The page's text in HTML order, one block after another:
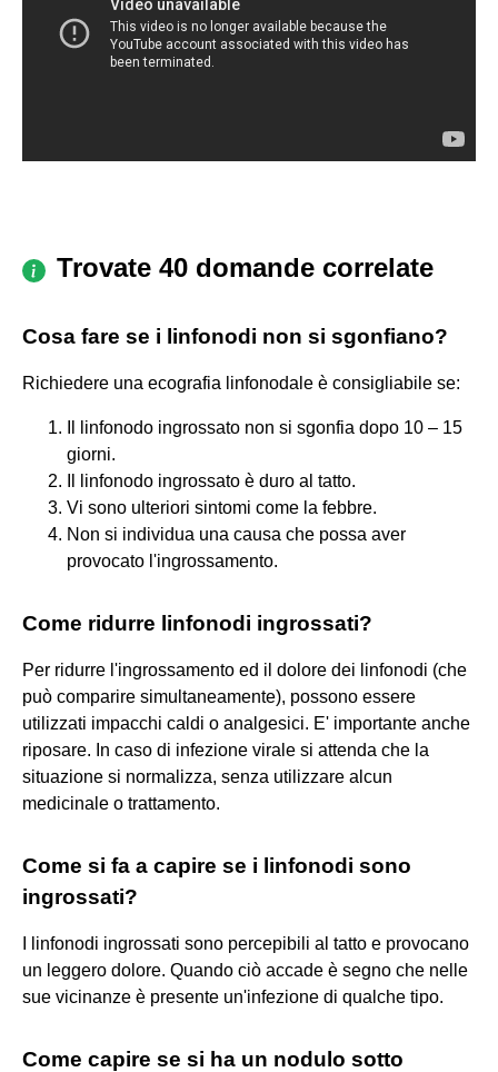
Trovate 40 domande correlate
Cosa fare se i linfonodi non si sgonfiano?
Richiedere una ecografia linfonodale è consigliabile se:
Il linfonodo ingrossato non si sgonfia dopo 10 – 15
giorni.
Il linfonodo ingrossato è duro al tatto.
Vi sono ulteriori sintomi come la febbre.
Non si individua una causa che possa aver
provocato l'ingrossamento.
Come ridurre linfonodi ingrossati?
Per ridurre l'ingrossamento ed il dolore dei linfonodi (che
può comparire simultaneamente), possono essere
utilizzati impacchi caldi o analgesici. E' importante anche
riposare. In caso di infezione virale si attenda che la
situazione si normalizza, senza utilizzare alcun
medicinale o trattamento.
Come si fa a capire se i linfonodi sono
ingrossati?
I linfonodi ingrossati sono percepibili al tatto e provocano
un leggero dolore. Quando ciò accade è segno che nelle
sue vicinanze è presente un'infezione di qualche tipo.
Come capire se si ha un nodulo sotto